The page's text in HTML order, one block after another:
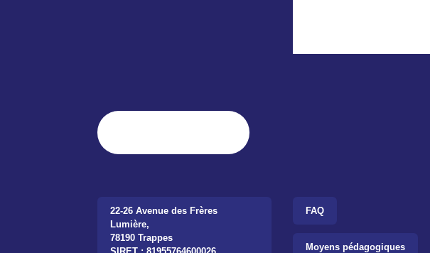
22-26 Avenue des Frères
Lumière,
78190 Trappes
FAQ
Moyens pédagogiques